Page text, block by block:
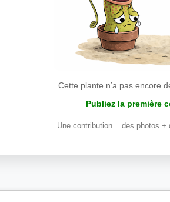
Cette plante n’a pas encore
Publiez la première
Une contribution = des photos